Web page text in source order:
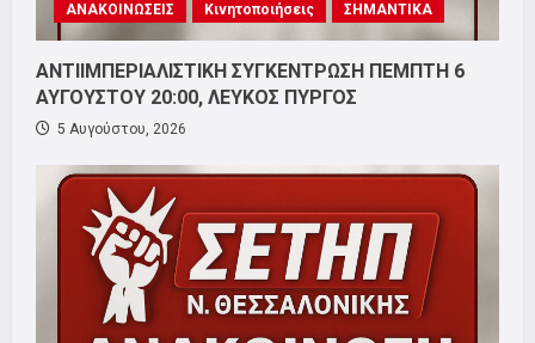
ΑΝΑΚΟΙΝΩΣΕΙΣ Κινητοποιήσεις ΣΗΜΑΝΤΙΚΑ
ΑΝΤΙΙΜΠΕΡΙΑΛΙΣΤΙΚΗ ΣΥΓΚΕΝΤΡΩΣΗ ΠΕΜΠΤΗ 6
ΑΥΓΟΥΣΤΟΥ 20:00, ΛΕΥΚΟΣ ΠΥΡΓΟΣ
5 Αυγούστου, 2026